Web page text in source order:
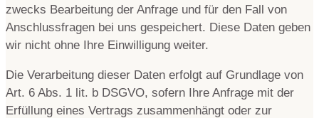
zwecks Bearbeitung der Anfrage und für den Fall von
Anschlussfragen bei uns gespeichert. Diese Daten geben
wir nicht ohne Ihre Einwilligung weiter.
Die Verarbeitung dieser Daten erfolgt auf Grundlage von
Art. 6 Abs. 1 lit. b DSGVO, sofern Ihre Anfrage mit der
Erfüllung eines Vertrags zusammenhängt oder zur